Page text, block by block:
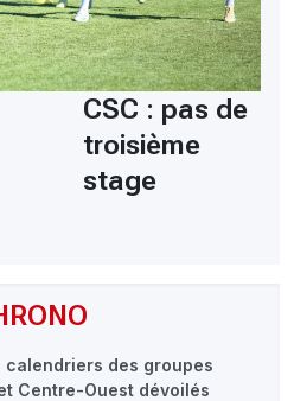
calendriers des groupes
Centre-Ouest dévoilés
CSC : pas de
troisième
stage